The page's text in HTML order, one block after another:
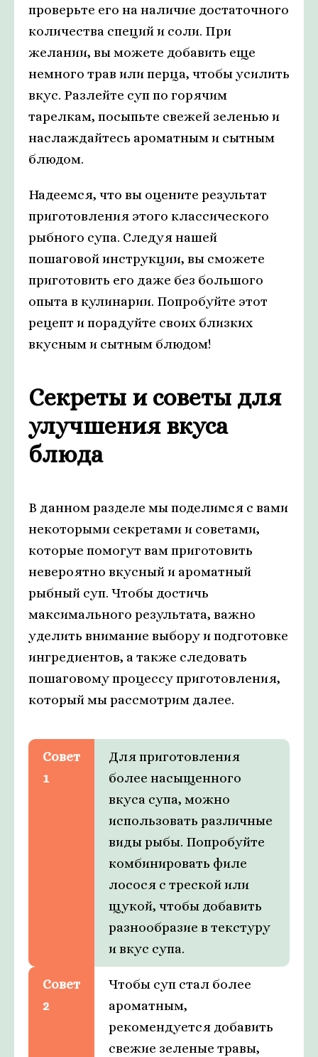
проверьте его на наличие достаточного
количества специй и соли. При
желании, вы можете добавить еще
немного трав или перца, чтобы усилить
вкус. Разлейте суп по горячим
тарелкам, посыпьте свежей зеленью и
наслаждайтесь ароматным и сытным
блюдом.
Надеемся, что вы оцените результат
приготовления этого классического
рыбного супа. Следуя нашей
пошаговой инструкции, вы сможете
приготовить его даже без большого
опыта в кулинарии. Попробуйте этот
рецепт и порадуйте своих близких
вкусным и сытным блюдом!
Секреты и советы для
улучшения вкуса
блюда
В данном разделе мы поделимся с вами
некоторыми секретами и советами,
которые помогут вам приготовить
невероятно вкусный и ароматный
рыбный суп. Чтобы достичь
максимального результата, важно
уделить внимание выбору и подготовке
ингредиентов, а также следовать
пошаговому процессу приготовления,
который мы рассмотрим далее.
Совет
1
Для приготовления
более насыщенного
вкуса супа, можно
использовать различные
виды рыбы. Попробуйте
комбинировать филе
лосося с треской или
щукой, чтобы добавить
разнообразие в текстуру
и вкус супа.
Совет
2
Чтобы суп стал более
ароматным,
рекомендуется добавить
свежие зеленые травы,